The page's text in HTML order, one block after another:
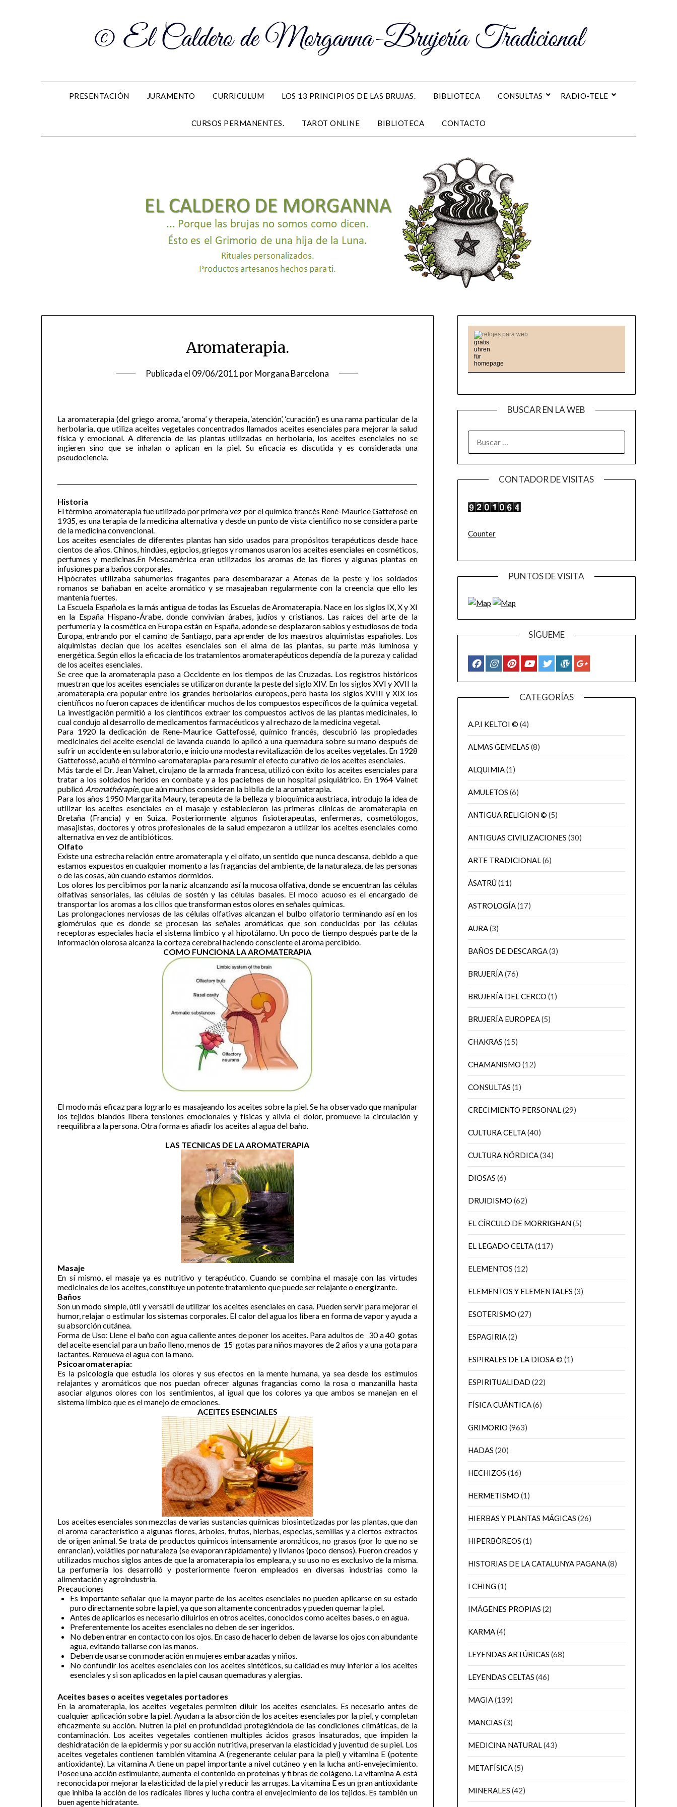
© El Caldero de Morganna-Brujería Tradicional
PRESENTACIÓN JURAMENTO CURRICULUM LOS 13 PRINCIPIOS DE LAS BRUJAS. BIBLIOTECA CONSULTAS RADIO-TELE
CURSOS PERMANENTES. TAROT ONLINE BIBLIOTECA CONTACTO
Aromaterapia.
Publicada el 09/06/2011 porMorgana Barcelona
La aromaterapia (del griego aroma, ‘aroma’ y therapeia, ‘atención’, ‘curación’) es una rama particular de la
herbolaria, que utiliza aceites vegetales concentrados llamados aceites esenciales para mejorar la salud
física y emocional. A diferencia de las plantas utilizadas en herbolaria, los aceites esenciales no se
ingieren sino que se inhalan o aplican en la piel. Su eficacia es discutida y es considerada una
pseudociencia.
Historia
El término aromaterapia fue utilizado por primera vez por el químico francés René-Maurice Gattefosé en
1935, es una terapia de la medicina alternativa y desde un punto de vista científico no se considera parte
de la medicina convencional.
Los aceites esenciales de diferentes plantas han sido usados para propósitos terapéuticos desde hace
cientos de años. Chinos, hindúes, egipcios, griegos y romanos usaron los aceites esenciales en cosméticos,
perfumes y medicinas.En Mesoamérica eran utilizados los aromas de las flores y algunas plantas en
infusiones para baños corporales.
Hipócrates utilizaba sahumerios fragantes para desembarazar a Atenas de la peste y los soldados
romanos se bañaban en aceite aromático y se masajeaban regularmente con la creencia que ello les
mantenía fuertes.
La Escuela Española es la más antigua de todas las Escuelas de Aromaterapia. Nace en los siglos IX, X y XI
en la España Hispano-Árabe, donde convivían árabes, judíos y cristianos. Las raíces del arte de la
perfumería y la cosmética en Europa están en España, adonde se desplazaron sabios y estudiosos de toda
Europa, entrando por el camino de Santiago, para aprender de los maestros alquimistas españoles. Los
alquimistas decían que los aceites esenciales son el alma de las plantas, su parte más luminosa y
energética. Según ellos la eficacia de los tratamientos aromaterapéuticos dependía de la pureza y calidad
de los aceites esenciales.
Se cree que la aromaterapia paso a Occidente en los tiempos de las Cruzadas. Los registros históricos
muestran que los aceites esenciales se utilizaron durante la peste del siglo XIV. En los siglos XVI y XVII la
aromaterapia era popular entre los grandes herbolarios europeos, pero hasta los siglos XVIII y XIX los
científicos no fueron capaces de identificar muchos de los compuestos específicos de la química vegetal.
La investigación permitió a los científicos extraer los compuestos activos de las plantas medicinales, lo
cual condujo al desarrollo de medicamentos farmacéuticos y al rechazo de la medicina vegetal.
Para 1920 la dedicación de Rene-Maurice Gattefossé, químico francés, descubrió las propiedades
medicinales del aceite esencial de lavanda cuando lo aplicó a una quemadura sobre su mano después de
sufrir un accidente en su laboratorio, e inicio una modesta revitalización de los aceites vegetales. En 1928
Gattefossé, acuñó el término «aromaterapia» para resumir el efecto curativo de los aceites esenciales.
Más tarde el Dr. Jean Valnet, cirujano de la armada francesa, utilizó con éxito los aceites esenciales para
tratar a los soldados heridos en combate y a los pacietnes de un hospital psiquiátrico. En 1964 Valnet
publicó Aromathérapie, que aún muchos consideran la biblia de la aromaterapia.
Para los años 1950 Margarita Maury, terapeuta de la belleza y bioquímica austriaca, introdujo la idea de
utilizar los aceites esenciales en el masaje y establecieron las primeras clínicas de aromaterapia en
Bretaña (Francia) y en Suiza. Posteriormente algunos fisioterapeutas, enfermeras, cosmetólogos,
masajistas, doctores y otros profesionales de la salud empezaron a utilizar los aceites esenciales como
alternativa en vez de antibióticos.
Olfato
Existe una estrecha relación entre aromaterapia y el olfato, un sentido que nunca descansa, debido a que
estamos expuestos en cualquier momento a las fragancias del ambiente, de la naturaleza, de las personas
o de las cosas, aún cuando estamos dormidos.
Los olores los percibimos por la nariz alcanzando así la mucosa olfativa, donde se encuentran las células
olfativas sensoriales, las células de sostén y las células basales. El moco acuoso es el encargado de
transportar los aromas a los cilios que transforman estos olores en señales químicas.
Las prolongaciones nerviosas de las células olfativas alcanzan el bulbo olfatorio terminando así en los
glomérulos que es donde se procesan las señales aromáticas que son conducidas por las células
receptoras especiales hacia el sistema límbico y al hipotálamo. Un poco de tiempo después parte de la
información olorosa alcanza la corteza cerebral haciendo consciente el aroma percibido.
COMO FUNCIONA LA AROMATERAPIA
El modo más eficaz para lograrlo es masajeando los aceites sobre la piel. Se ha observado que manipular
los tejidos blandos libera tensiones emocionales y físicas y alivia el dolor, promueve la circulación y
reequilibra a la persona. Otra forma es añadir los aceites al agua del baño.
LAS TECNICAS DE LA AROMATERAPIA
Masaje
En sí mismo, el masaje ya es nutritivo y terapéutico. Cuando se combina el masaje con las virtudes
medicinales de los aceites, constituye un potente tratamiento que puede ser relajante o energizante.
Baños
Son un modo simple, útil y versátil de utilizar los aceites esenciales en casa. Pueden servir para mejorar el
humor, relajar o estimular los sistemas corporales. El calor del agua los libera en forma de vapor y ayuda a
su absorción cutánea.
Forma de Uso: Llene el baño con agua caliente antes de poner los aceites. Para adultos de 30 a 40 gotas
del aceite esencial para un baño lleno, menos de 15 gotas para niños mayores de 2 años y a una gota para
lactantes. Remueva el agua con la mano.
Psicoaromaterapia:
Es la psicología que estudia los olores y sus efectos en la mente humana, ya sea desde los estímulos
relajantes y aromáticos que nos puedan ofrecer algunas fragancias como la rosa o manzanilla hasta
asociar algunos olores con los sentimientos, al igual que los colores ya que ambos se manejan en el
sistema límbico que es el manejo de emociones.
ACEITES ESENCIALES
Los aceites esenciales son mezclas de varias sustancias químicas biosintetizadas por las plantas, que dan
el aroma característico a algunas flores, árboles, frutos, hierbas, especias, semillas y a ciertos extractos
de origen animal. Se trata de productos químicos intensamente aromáticos, no grasos (por lo que no se
enrancian), volátiles por naturaleza (se evaporan rápidamente) y livianos (poco densos). Fueron creados y
utilizados muchos siglos antes de que la aromaterapia los empleara, y su uso no es exclusivo de la misma.
La perfumería los desarrolló y posteriormente fueron empleados en diversas industrias como la
alimentación y agroindustria.
Precauciones
Es importante señalar que la mayor parte de los aceites esenciales no pueden aplicarse en su estado
puro directamente sobre la piel, ya que son altamente concentrados y pueden quemar la piel.
Antes de aplicarlos es necesario diluirlos en otros aceites, conocidos como aceites bases, o en agua.
Preferentemente los aceites esenciales no deben de ser ingeridos.
No deben entrar en contacto con los ojos. En caso de hacerlo deben de lavarse los ojos con abundante
agua, evitando tallarse con las manos.
Deben de usarse con moderación en mujeres embarazadas y niños.
No confundir los aceites esenciales con los aceites sintéticos, su calidad es muy inferior a los aceites
esenciales y si son aplicados en la piel causan quemaduras y alergias.
Aceites bases o aceites vegetales portadores
En la aromaterapia, los aceites vegetales permiten diluir los aceites esenciales. Es necesario antes de
cualquier aplicación sobre la piel. Ayudan a la absorción de los aceites esenciales por la piel, y completan
eficazmente su acción. Nutren la piel en profundidad protegiéndola de las condiciones climáticas, de la
contaminación. Los aceites vegetales contienen multiples ácidos grasos insaturados, que impiden la
deshidratación de la epidermis y por su acción nutritiva, preservan la elasticidad y juventud de su piel. Los
aceites vegetales contienen también vitamina A (regenerante celular para la piel) y vitamina E (potente
antioxidante). La vitamina A tiene un papel importante a nivel cutáneo y en la lucha anti-envejecimiento.
Posee una acción estimulante, aumenta el contenido en proteínas y fibras de colágeno. La vitamina A está
reconocida por mejorar la elasticidad de la piel y reducir las arrugas. La vitamina E es un gran antioxidante
que inhiba la acción de los radicales libres y lucha contra el envejecimiento de los tejidos. Es también un
buen agente hidratante.
relojes para web
BUSCAR EN LA WEB
CONTADOR DE VISITAS
Counter
PUNTOS DE VISITA
SÍGUEME
CATEGORÍAS
A.P.I KELTOI © (4)
ALMAS GEMELAS (8)
ALQUIMIA(1)
AMULETOS (6)
ANTIGUA RELIGION © (5)
ANTIGUAS CIVILIZACIONES (30)
ARTE TRADICIONAL(6)
ÁSATRÚ(11)
ASTROLOGÍA(17)
AURA(3)
BAÑOS DE DESCARGA(3)
BRUJERÍA(76)
BRUJERÍA DEL CERCO (1)
BRUJERÍA EUROPEA(5)
CHAKRAS (15)
CHAMANISMO (12)
CONSULTAS (1)
CRECIMIENTO PERSONAL(29)
CULTURA CELTA(40)
CULTURA NÓRDICA(34)
DIOSAS (6)
DRUIDISMO (62)
EL CÍRCULO DE MORRIGHAN(5)
EL LEGADO CELTA(117)
ELEMENTOS (12)
ELEMENTOS Y ELEMENTALES (3)
ESOTERISMO (27)
ESPAGIRIA(2)
ESPIRALES DE LA DIOSA © (1)
ESPIRITUALIDAD (22)
FÍSICA CUÁNTICA(6)
GRIMORIO (963)
HADAS (20)
HECHIZOS (16)
HERMETISMO (1)
HIERBAS Y PLANTAS MÁGICAS (26)
HIPERBÓREOS (1)
HISTORIAS DE LA CATALUNYA PAGANA(8)
I CHING(1)
IMÁGENES PROPIAS (2)
KARMA(4)
LEYENDAS ARTÚRICAS (68)
LEYENDAS CELTAS (46)
MAGIA(139)
MANCIAS (3)
MEDICINA NATURAL(43)
METAFÍSICA(5)
MINERALES (42)